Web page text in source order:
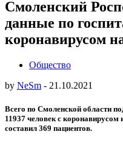
Смоленский
данные по
коронавирусом
Общество
by NeSm - 21.10.2021
Всего по Смоленской области
11937 человек с коронавирусом
составил 369 пациентов.